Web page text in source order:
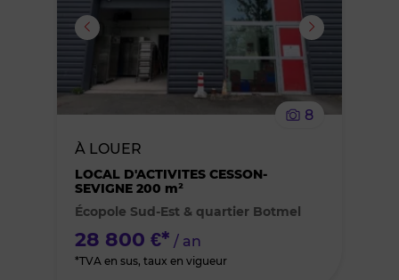
ou
supprimer
le
8
À LOUER
LOCAL D'ACTIVITES CESSON-
SEVIGNE 200 m²
Écopole Sud-Est & quartier Botmel
28 800 €* / an
*TVA en sus, taux en vigueur